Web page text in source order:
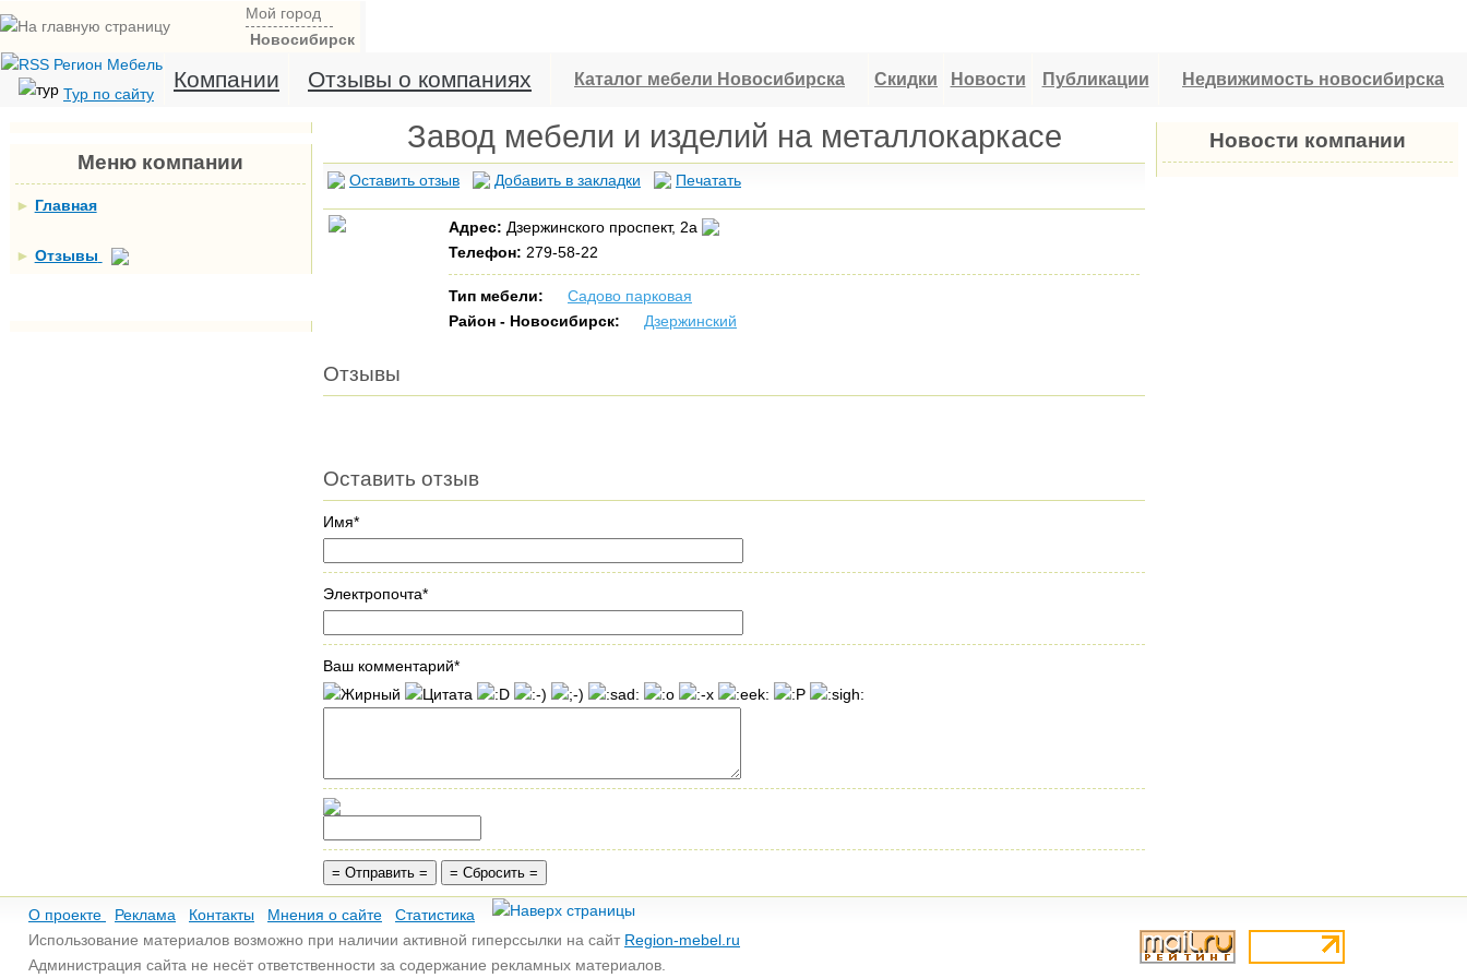
Мой город
Новосибирск
Тур по сайту
Компании Отзывы о компаниях Каталог мебели Новосибирска Скидки Новости Публикации Недвижимость новосибирска
Меню компании
► Главная
► Отзывы
Завод мебели и изделий на металлокаркасе
Оставить отзыв Добавить в закладки Печатать
Адрес: Дзержинского проспект, 2а
Телефон: 279-58-22
Тип мебели:
Садово парковая
Район - Новосибирск:
Дзержинский
Отзывы
Оставить отзыв
Имя*
Электропочта*
Ваш комментарий*
Новости компании
О проекте Реклама Контакты Мнения о сайте
Статистика
Использование материалов возможно при наличии активной гиперссылки на сайт Region-mebel.ru
Администрация сайта не несёт ответственности за содержание рекламных материалов.